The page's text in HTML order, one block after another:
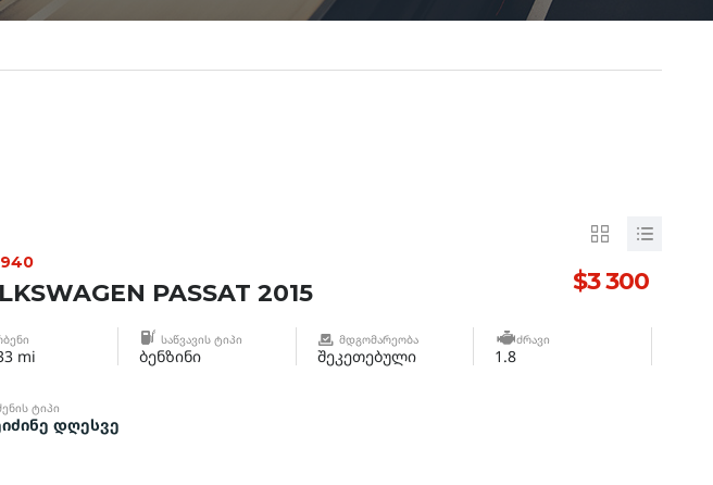
$3 300
PASSAT 2015
mi
ᲡᲐᲬᲕᲐᲕᲘᲡ ᲢᲘᲞᲘ
ბენზინი
ᲛᲓᲒᲝᲛᲐᲠᲔᲝᲑᲐ
შეკეთებული
ᲫᲠᲐᲕᲘ
1.8
ᲢᲘᲞᲘ
დღესვე